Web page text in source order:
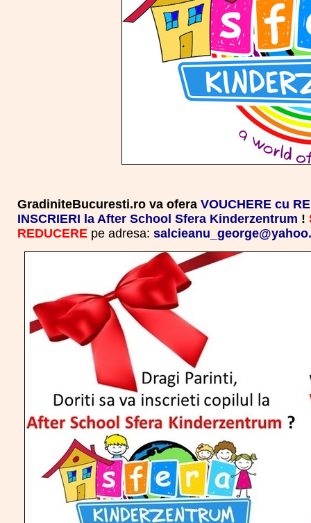
GradiniteBucuresti.ro va ofera VOUCHERE cu
INSCRIERI la After School Sfera Kinderzentrum !
REDUCERE pe adresa: